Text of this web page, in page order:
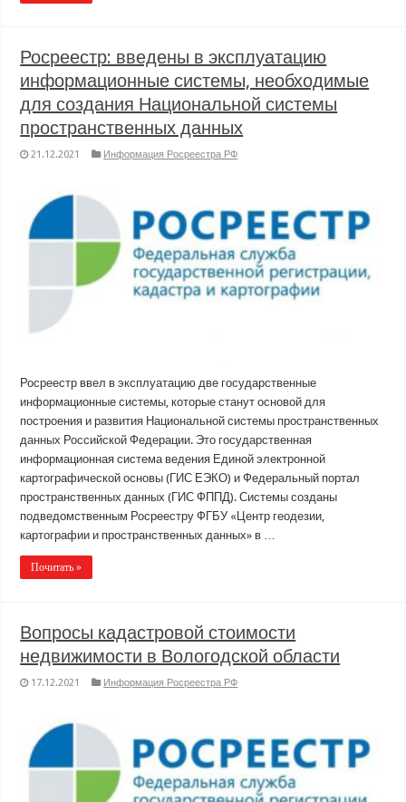
Росреестр: введены в эксплуатацию
информационные системы, необходимые
для создания Национальной системы
пространственных данных
21.12.2021 Информация Росреестра РФ
Росреестр ввел в эксплуатацию две государственные
информационные системы, которые станут основой для
построения и развития Национальной системы пространственных
данных Российской Федерации. Это государственная
информационная система ведения Единой электронной
картографической основы (ГИС ЕЭКО) и Федеральный портал
пространственных данных (ГИС ФППД). Системы созданы
подведомственным Росреестру ФГБУ «Центр геодезии,
картографии и пространственных данных» в …
Почитать »
Вопросы кадастровой стоимости
недвижимости в Вологодской области
17.12.2021 Информация Росреестра РФ